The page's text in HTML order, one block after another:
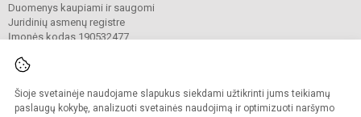
Šioje svetainėje naudojame slapukus siekdami užtikrinti jums teikiamų
paslaugų kokybę, analizuoti svetainės naudojimą ir optimizuoti naršymo
Duomenys kaupiami ir saugomi
Juridinių asmenų registre
Įmonės kodas 190532477
© 2023. Šiaulių Dainų progimnazija. Visos teisės saugomos.
Kopijuoti turinį be raštiško gimnazijos sutikimo griežtai draudžiama.